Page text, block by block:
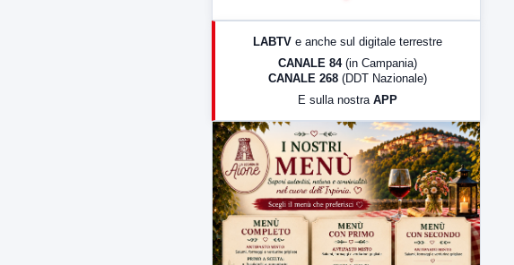
LabNews (Diretta)
23:00 LabNews (replica)
LABTV e anche sul digitale terrestre
CANALE 84 (in Campania)
CANALE 268 (DDT Nazionale)
E sulla nostra APP